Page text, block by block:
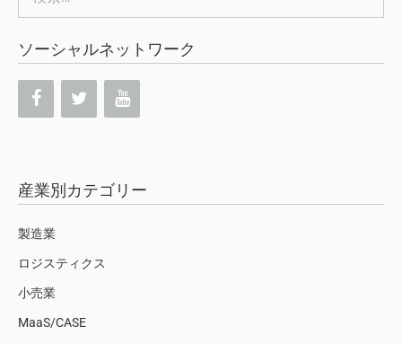
索:
ソーシャルネットワーク
産業別カテゴリー
製造業
ロジスティクス
小売業
MaaS/CASE